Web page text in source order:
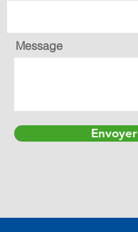
Message
Envoyer